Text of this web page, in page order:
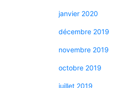
janvier 2020
décembre 2019
novembre 2019
octobre 2019
juillet 2019